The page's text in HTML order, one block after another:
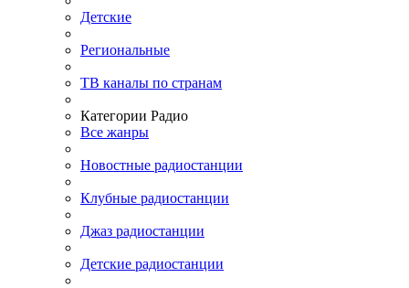
Детские
Региональные
ТВ каналы по странам
Категории Радио
Все жанры
Новостные радиостанции
Клубные радиостанции
Джаз радиостанции
Детские радиостанции